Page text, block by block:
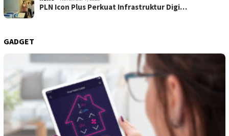
PLN Icon Plus Perkuat Infrastruktur Digi…
GADGET